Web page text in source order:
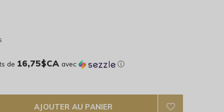
de 16,75$CA avec ⓘ
AJOUTER AU PANIER